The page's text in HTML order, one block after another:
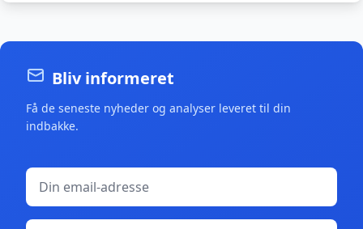
Bliv informeret
Få de seneste nyheder og analyser leveret til din
indbakke.